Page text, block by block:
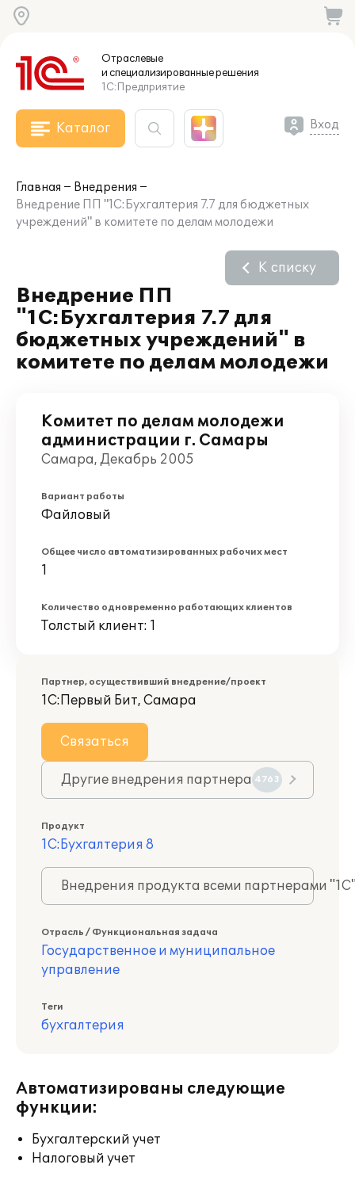
Отраслевые
и специализированныерешения
1С:Предприятие
Каталог Вход
Главная
Внедрения
Внедрение ПП "1С:Бухгалтерия 7.7 для бюджетных
учреждений" в комитете по делам молодежи
Внедрение ПП
"1С:Бухгалтерия 7.7 для
бюджетных учреждений" в
комитете по делам молодежи
К списку
Комитет по делам молодежи
администрации г. Самары
Самара, Декабрь 2005
Вариант работы
Файловый
Общее число автоматизированных рабочих мест
1
Количество одновременно работающих клиентов
Толстый клиент: 1
Партнер, осуществивший внедрение/проект
1С:Первый Бит, Самара
Связаться
Другие внедрения партнера 4763
Продукт
1С:Бухгалтерия 8
Внедрения продукта всеми партнерами
Отрасль / Функциональная задача
Государственное и муниципальное
управление
Теги
бухгалтерия
Автоматизированы следующие
функции:
Бухгалтерский учет
Налоговый учет